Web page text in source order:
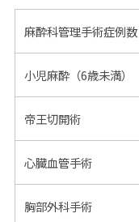
麻酔科管理手術症例数
小児麻酔（6歳未満）
帝王切開術
心臓血管手術
胸部外科手術